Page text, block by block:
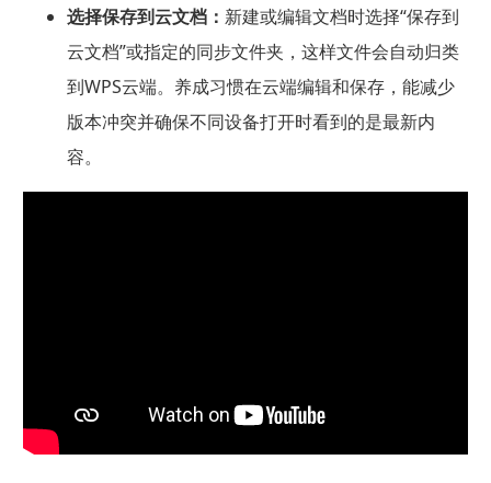
选择保存到云文档： 新建或编辑文档时选择“保存到
云文档”或指定的同步文件夹，这样文件会自动归类
到WPS云端。养成习惯在云端编辑和保存，能减少
版本冲突并确保不同设备打开时看到的是最新内
容。